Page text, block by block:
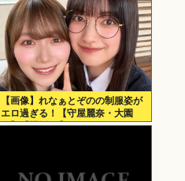
【画像】れなぁとぞのの制服姿が
エロ過ぎる！【守屋麗奈・大園
玲】【櫻坂46】